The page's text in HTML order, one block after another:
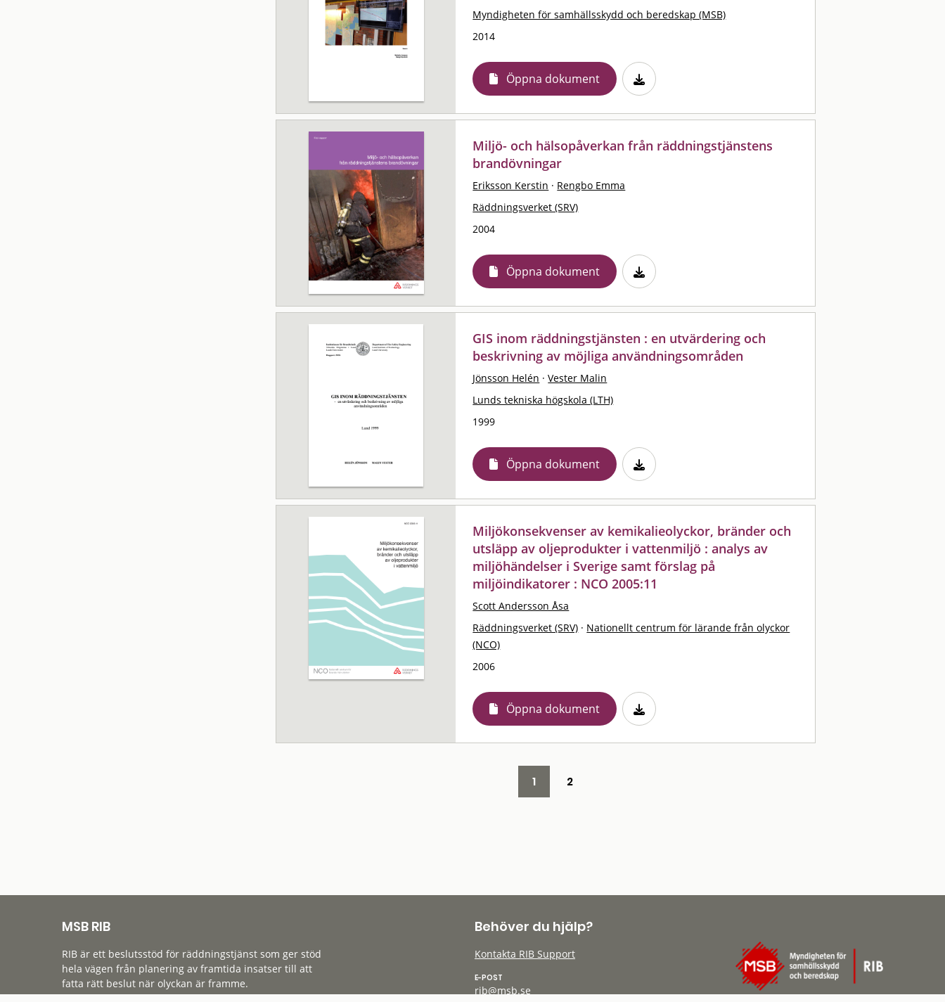
Myndigheten för samhällsskydd och beredskap (MSB)
2014
Öppna dokument
Miljö- och hälsopåverkan från räddningstjänstens
brandövningar
Eriksson Kerstin · Rengbo Emma
Räddningsverket (SRV)
2004
Öppna dokument
GIS inom räddningstjänsten : en utvärdering och
beskrivning av möjliga användningsområden
Jönsson Helén · Vester Malin
Lunds tekniska högskola (LTH)
1999
Öppna dokument
Miljökonsekvenser av kemikalieolyckor, bränder och
utsläpp av oljeprodukter i vattenmiljö : analys av
miljöhändelser i Sverige samt förslag på
miljöindikatorer : NCO 2005:11
Scott Andersson Åsa
Räddningsverket (SRV) · Nationellt centrum för lärande från olyckor
(NCO)
2006
Öppna dokument
1 2
MSB RIB
RIB är ett beslutsstöd för räddningstjänst som ger stöd
hela vägen från planering av framtida insatser till att
fatta rätt beslut när olyckan är framme.
Behöver du hjälp?
Kontakta RIB Support
E-POST
rib@msb.se